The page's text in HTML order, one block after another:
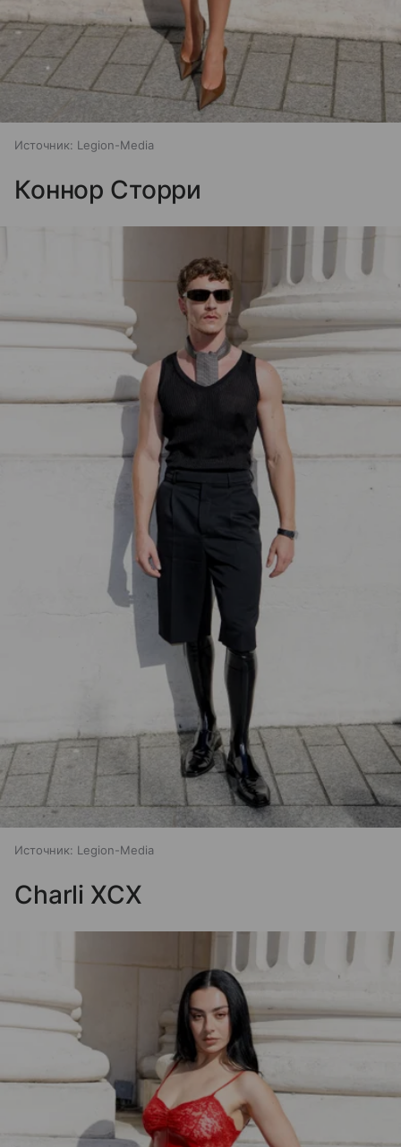
Источник: Legion-Media
Коннор Сторри
Источник: Legion-Media
Charli XCX